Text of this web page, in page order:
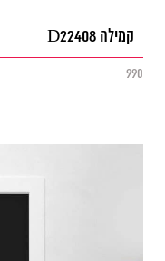
קמילה D22408
990